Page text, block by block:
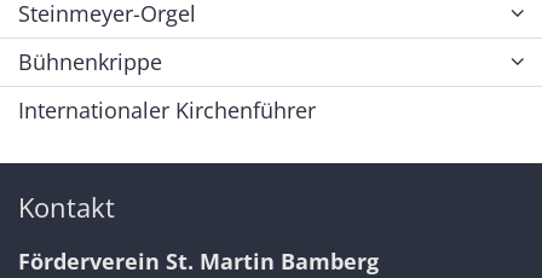
Steinmeyer-Orgel
Bühnenkrippe
Internationaler Kirchenführer
Kontakt
Förderverein St. Martin Bamberg